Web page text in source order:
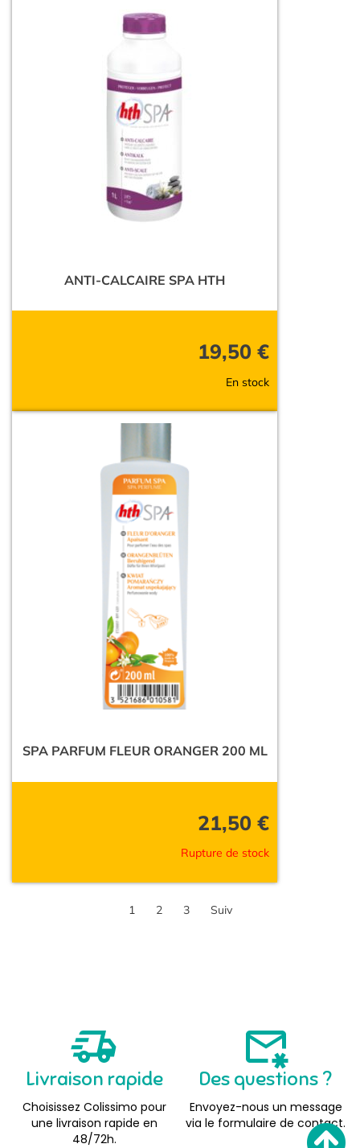
ANTI-CALCAIRE SPA HTH
19,50 €
En stock
SPA PARFUM FLEUR ORANGER 200 ML
21,50 €
Rupture de stock
1 2 3 Suiv
Livraison rapide
Choisissez Colissimo pour
une livraison rapide en
48/72h.
Des questions ?
Envoyez-nous un message
via le formulaire de contact.